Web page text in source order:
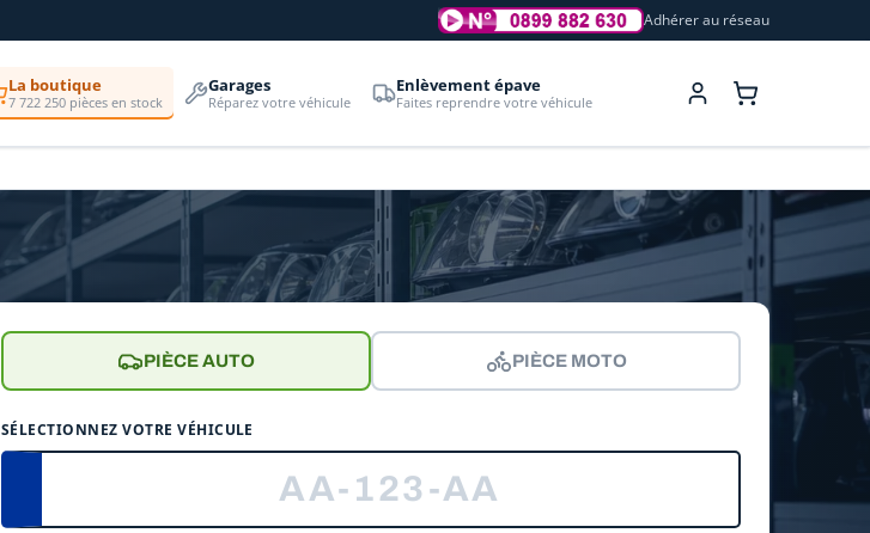
Adhérer au réseau
La boutique
7 722 250 pièces en stock
Garages
Réparez votre véhicule
Enlèvement épave
Faites reprendre votre véhicule
PIÈCE AUTO PIÈCE MOTO
SÉLECTIONNEZ VOTRE VÉHICULE